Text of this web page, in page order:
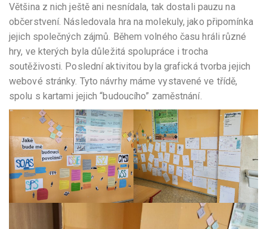
Většina z nich ještě ani nesnídala, tak dostali pauzu na
občerstvení. Následovala hra na molekuly, jako připomínka
jejich společných zájmů. Během volného času hráli různé
hry, ve kterých byla důležitá spolupráce i trocha
soutěživosti. Poslední aktivitou byla grafická tvorba jejich
webové stránky. Tyto návrhy máme vystavené ve třídě,
spolu s kartami jejich “budoucího” zaměstnání.